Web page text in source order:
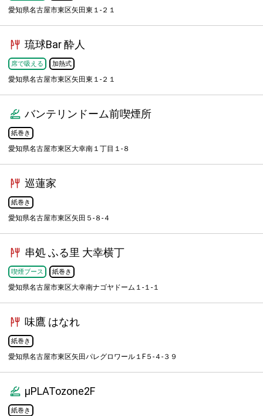
愛知県名古屋市東区矢田東１-２１
琉球Bar 酔人
席で吸える 加熱式
愛知県名古屋市東区矢田東１-２１
バンテリンドーム前喫煙所
紙巻き
愛知県名古屋市東区大幸南１丁目１-８
巡蓮家
紙巻き
愛知県名古屋市東区矢田５-８-４
串処 ふる里 大幸横丁
喫煙ブース 紙巻き
愛知県名古屋市東区大幸南ナゴヤドーム１-１-１
味鷹 はなれ
紙巻き
愛知県名古屋市東区矢田パレグロワール１F５-４-３９
μPLATozone2F
紙巻き